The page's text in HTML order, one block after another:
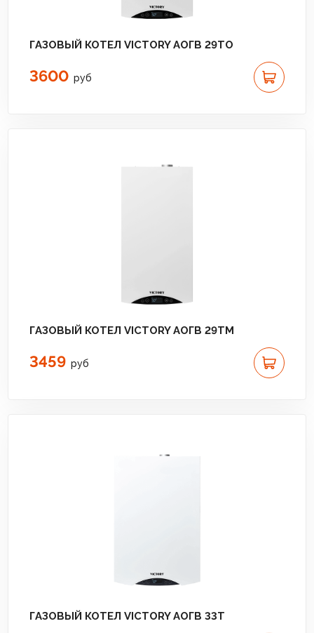
ГАЗОВЫЙ КОТЕЛ VICTORY АОГВ 29TO
3600 руб
ГАЗОВЫЙ КОТЕЛ VICTORY АОГВ 29TM
3459 руб
ГАЗОВЫЙ КОТЕЛ VICTORY АОГВ 33T